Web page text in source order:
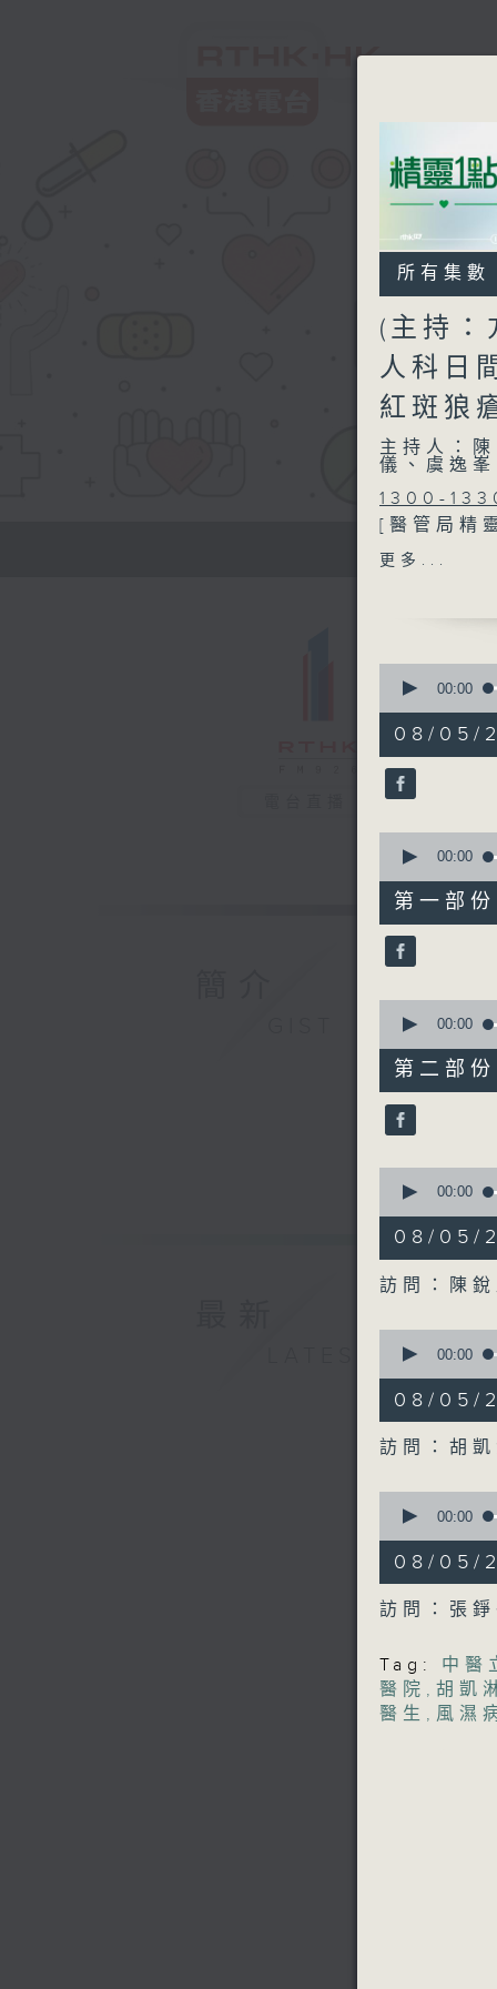
所有集數
(主持：
人科日
紅斑狼
主持人：
儀、虞逸
1300-
[醫管局精
主題：東
主題：中
嘉賓：胡
1400-
主題：關
嘉賓：張
更多...
seconds
hour,
39
minutes,
0
90%
00:00
08/05/
seconds
49
minutes,
0
seconds
90%
00:00
第一部
seconds
50
minutes,
10
seconds
90%
00:00
第二部
seconds
18
minutes,
58
seconds
90%
00:00
08/05/
訪問：陳
seconds
21
minutes,
49
seconds
90%
00:00
08/05/
訪問：胡
seconds
50
minutes,
1
second
90%
00:00
08/05/
訪問：張
Tag:
中醫
醫院 , 胡凱
醫生 , 風濕